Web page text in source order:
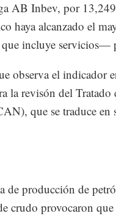
AB Inbev, por
haya alcanzado el
incluye servicios—
observa el indicador
la revisón del
que se traduce en
de producción de
crudo provocaron